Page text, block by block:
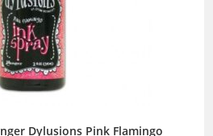
Dylusions Pink Flamingo